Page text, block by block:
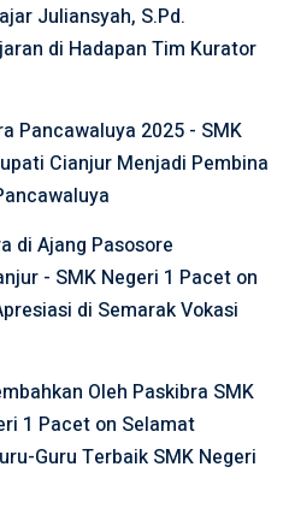
Juliansyah, S.Pd.
di Hadapan Tim Kurator
Pancawaluya 2025 - SMK
Cianjur Menjadi Pembina
di Ajang Pasosore
- SMK Negeri 1 Pacet on
di Semarak Vokasi
Oleh Paskibra SMK
1 Pacet on Selamat
Guru Terbaik SMK Negeri